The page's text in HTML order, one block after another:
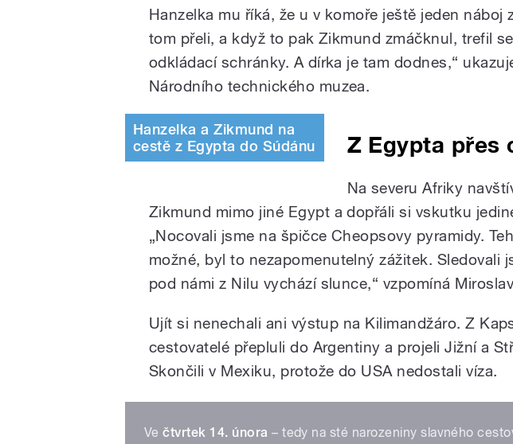
Hanzelka mu říká, že u v komoře ještě jeden náboj
tom přeli, a když to pak Zikmund zmáčknul, trefil
odkládací schránky. A dírka je tam dodnes,“
Národního technického muzea.
Hanzelka a Zikmund na
cestě z Egypta do Súdánu
Z Egypta přes
Na severu Afriky
Zikmund mimo jiné Egypt a dopřáli si vskutku
„Nocovali jsme na špičce Cheopsovy pyramidy.
možné, byl to nezapomenutelný zážitek. Sledovali
pod námi z Nilu vychází slunce,“ vzpomíná
Ujít si nenechali ani výstup na Kilimandžáro. Z
cestovatelé přepluli do Argentiny a projeli Jižní a
Skončili v Mexiku, protože do USA nedostali víza.
Ve čtvrtek 14. února– tedy na sté narozeniny slavného